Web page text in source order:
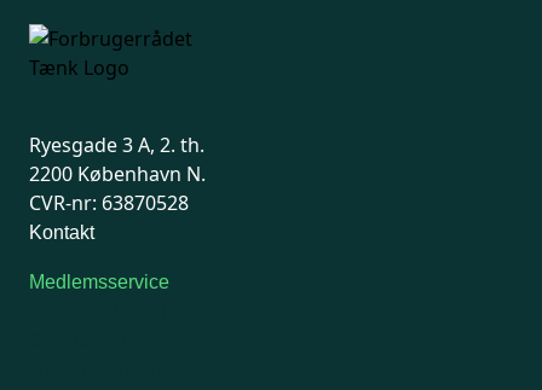
Ryesgade 3 A, 2. th.
2200 København N.
CVR-nr: 63870528
Kontakt
Medlemsservice